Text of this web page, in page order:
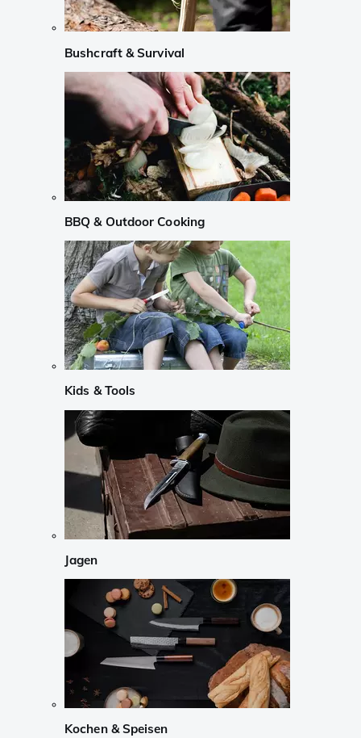
Bushcraft & Survival
BBQ & Outdoor Cooking
Kids & Tools
Jagen
Kochen & Speisen